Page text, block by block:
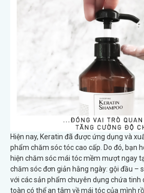
Hiện nay, Keratin đã được ứng dụng và
phẩm chăm sóc tóc cao cấp. Do đó, bạn
hiện chăm sóc mái tóc mềm mượt ngay
chăm sóc đơn giản hằng ngày: gội đầu –
với các sản phẩm chuyên dụng chứa tinh
toàn có thể an tâm về mái tóc của mình